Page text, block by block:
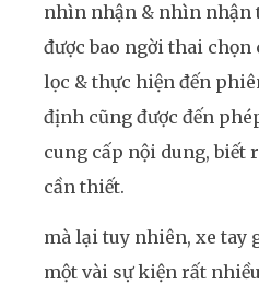
nhìn nhận & nhìn nhận
được bao ngời thai
lọc & thực hiện đến
định cũng được đến
cung cấp nội dung, biết
cần thiết.
mà lại tuy nhiên, xe tay
một vài sự kiện rất